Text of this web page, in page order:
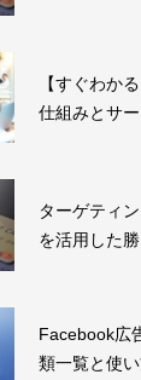
【すぐわか
仕組みとサ
ターゲティ
を活用した
Facebook広
類一覧と使